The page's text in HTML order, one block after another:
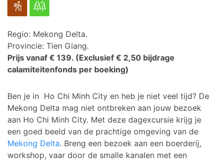
Regio: Mekong Delta.
Provincie: Tien Giang.
Prijs vanaf € 139. (Exclusief € 2,50 bijdrage
calamiteitenfonds per boeking)
Ben je in Ho Chi Minh City en heb je niet veel tijd? De
Mekong Delta mag niet ontbreken aan jouw bezoek
aan Ho Chi Minh City. Met deze dagexcursie krijg je
een goed beeld van de prachtige omgeving van de
Mekong Delta. Breng een bezoek aan een boerderij,
workshop, vaar door de smalle kanalen met een